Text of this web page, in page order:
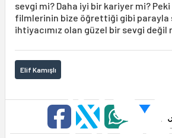
sevgi mi? Daha iyi bir kariyer mi?
filmlerinin bize öğrettiği gibi parayla
ihtiyacımız olan güzel bir sevgi değil
Elif Kamışlı